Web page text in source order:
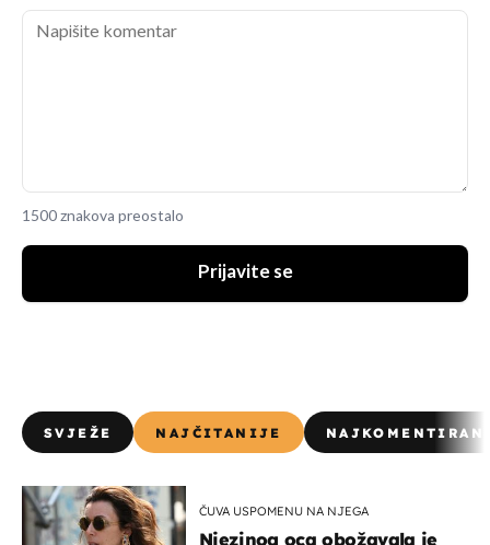
1500 znakova preostalo
Prijavite se
SVJEŽE NAJČITANIJE
ČUVA USPOMENU NA NJEGA
Njezinog oca obožavala je